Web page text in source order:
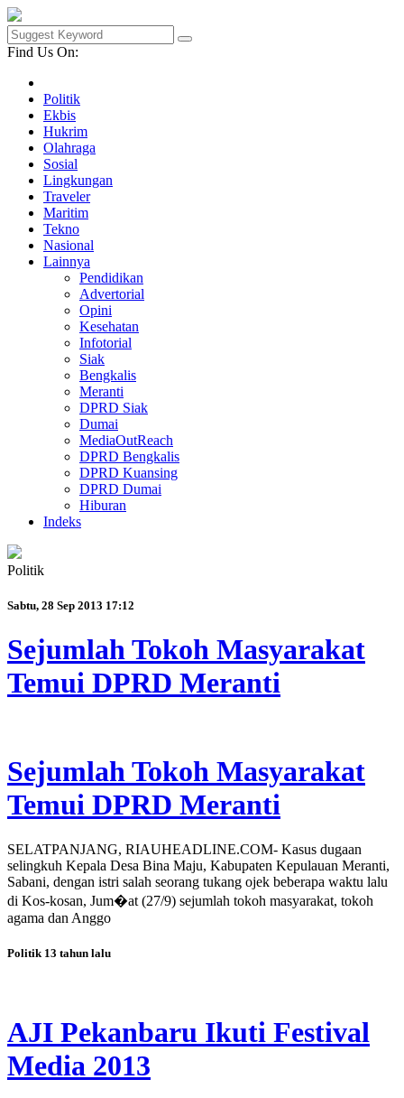
Find Us On:
Politik
Ekbis
Hukrim
Olahraga
Sosial
Lingkungan
Traveler
Maritim
Tekno
Nasional
Lainnya
Pendidikan
Advertorial
Opini
Kesehatan
Infotorial
Siak
Bengkalis
Meranti
DPRD Siak
Dumai
MediaOutReach
DPRD Bengkalis
DPRD Kuansing
DPRD Dumai
Hiburan
Indeks
Politik
Sabtu, 28 Sep 2013 17:12
Sejumlah Tokoh Masyarakat
Temui DPRD Meranti
Sejumlah Tokoh Masyarakat
Temui DPRD Meranti
SELATPANJANG, RIAUHEADLINE.COM- Kasus dugaan
selingkuh Kepala Desa Bina Maju, Kabupaten Kepulauan Meranti,
Sabani, dengan istri salah seorang tukang ojek beberapa waktu lalu
di Kos-kosan, Jum�at (27/9) sejumlah tokoh masyarakat, tokoh
agama dan Anggo
Politik 13 tahun lalu
AJI Pekanbaru Ikuti Festival
Media 2013